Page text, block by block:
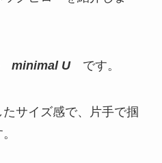
minimal Uです。
サイズ感で、片手で掴